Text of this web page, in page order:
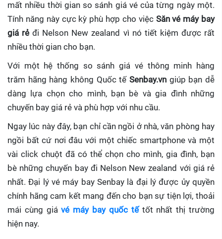
mất nhiều thời gian so sánh giá vé của từng ngày một.
Tính năng này cực kỳ phù hợp cho việc Săn vé máy bay
giá rẻđi Nelson New zealand vì nó tiết kiệm được rất
nhiều thời gian cho bạn.
Với một hệ thống so sánh giá vé thông minh hàng
trăm hãng hàng không Quốc tế Senbay.vn giúp bạn dễ
dàng lựa chọn cho mình, bạn bè và gia đình những
chuyến bay giá rẻ và phù hợp với nhu cầu.
Ngay lúc này đây, bạn chỉ cần ngồi ở nhà, văn phòng hay
ngồi bất cứ nơi đâu với một chiếc smartphone và một
vài click chuột đã có thể chọn cho mình, gia đình, bạn
bè những chuyến bay đi Nelson New zealand với giá rẻ
nhất. Đại lý vé máy bay Senbay là đại lý được ủy quyền
chính hãng cam kết mang đến cho bạn sự tiện lợi, thoải
mái cùng giávé máy bay quốc tế tốt nhất thị trường
hiện nay.